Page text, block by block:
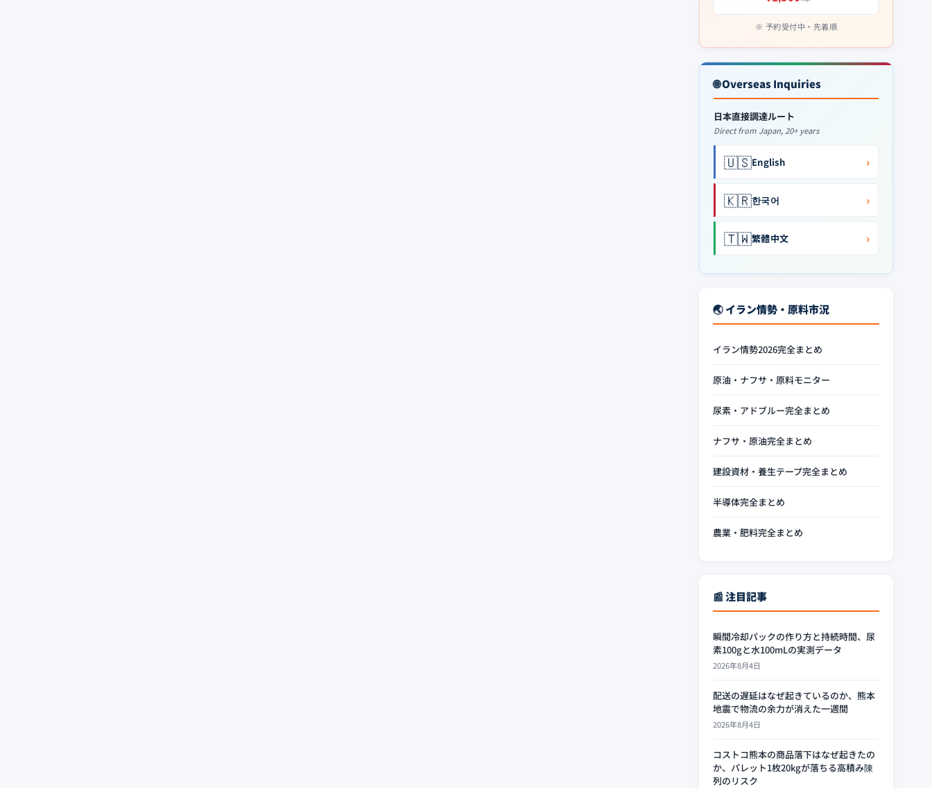
予約受付中・先着順
🌐 Overseas Inquiries
日本直接調達ルート
Direct from Japan, 20+ years
🇺🇸English ›
🇰🇷한국어 ›
🇹🇼繁體中文 ›
🌏 イラン情勢・原料市況
イラン情勢2026完全まとめ
原油・ナフサ・原料モニター
尿素・アドブルー完全まとめ
ナフサ・原油完全まとめ
建設資材・養生テープ完全まとめ
半導体完全まとめ
農業・肥料完全まとめ
📰 注目記事
瞬間冷却パックの作り方と持続時間、尿
素100gと水100mLの実測データ
2026年8月4日
配送の遅延はなぜ起きているのか、熊本
地震で物流の余力が消えた一週間
2026年8月4日
コストコ熊本の商品落下はなぜ起きたの
か、パレット1枚20kgが落ちる高積み陳
列のリスク